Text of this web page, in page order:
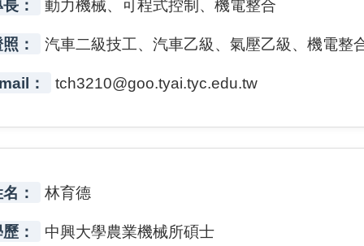
： 動力機械、可程式控制、機電整合
： 汽車二級技工、汽車乙級、氣壓乙級、機電整
： tch3210@goo.tyai.tyc.edu.tw
： 林育德
： 中興大學農業機械所碩士